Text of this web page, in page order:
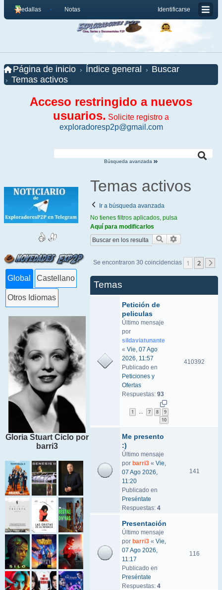
Identificarse
Medallas Notas
Página de inicio Índice general
Buscar
Temas activos
Acceso restringido a nuevos
usuarios. Solicite registro a
exploradoresp2p@gmail.com
Búsqueda avanzada
Global Castellano
Otros Idiomas
Gloria Stuart Ciclo por
barri3
Temas activos
Ir a búsqueda avanzada
No tienes filtros aplicados, pulsa
Aquí para modificarlos
Buscar
Se encontraron 30 coincidencias 1 2
Temas
Petición de
peliculas
Último mensaje
por
sildaviatunante
« Vie, 07 Ago
2026, 11:57
Publicado en
Peticiones y
Ofertas
Respuestas: 93
1 7 8
9
10
410392
Me presento
:)
Último mensaje
por barri3 « Vie,
07 Ago 2026,
11:20
Publicado en
Preséntate
Respuestas: 4
141
Presentación
Último mensaje
por barri3 « Vie,
07 Ago 2026,
11:17
Publicado en
Preséntate
Respuestas: 4
116